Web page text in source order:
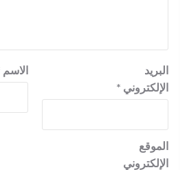
الاسم
البريد
الإلكتروني *
الموقع
الإلكتروني